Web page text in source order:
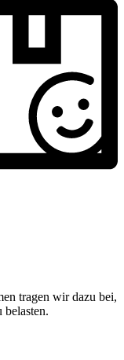
tragen wir dazu bei,